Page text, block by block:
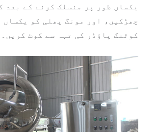
یکساں طور پر منسلک کرنے کے بعد
چھڑکیں، اور مونگ پھلی کو یکساں
کوٹنگ پاؤڈر کی تہہ سے کوٹ کریں۔